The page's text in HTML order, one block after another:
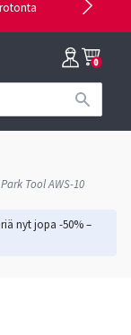
0
Tool AWS-10
nyt jopa -50% –